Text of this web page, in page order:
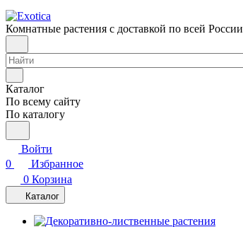
Комнатные растения с доставкой по всей России
Каталог
По всему сайту
По каталогу
Войти
0
Избранное
0 Корзина
Каталог